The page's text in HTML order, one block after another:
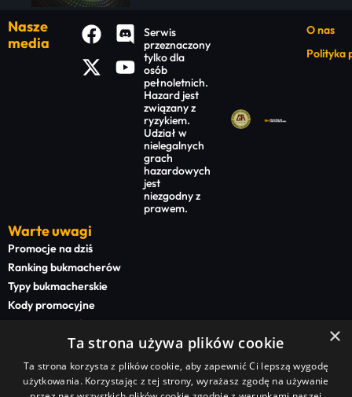
Nasze
media
Serwis
przeznaczony
tylko dla
osób
pełnoletnich.
Hazard jest
związany z
ryzykiem.
Udział w
nielegalnych
grach
hazardowych
jest
niezgodny z
prawem.
O nas
Polityka
Warte uwagi
Promocje na dziś
Ranking bukmacherów
Typy bukmacherskie
Kody promocyjne
Bonusy powitalne
Newsy bukmacherskie
Na start
Superbet kod promocyjny
×
Ta strona używa plików cookie
Ta strona korzysta z plików cookie, aby zapewnić Ci lepszą wygodę
użytkowania. Korzystając z tej strony, wyrażasz zgodę na używanie